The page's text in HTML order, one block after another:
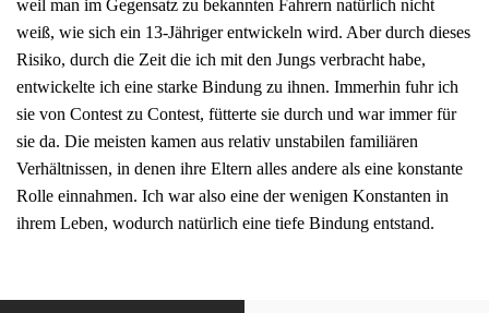
weil man im Gegensatz zu bekannten Fahrern natürlich nicht
weiß, wie sich ein 13-Jähriger entwickeln wird. Aber durch dieses
Risiko, durch die Zeit die ich mit den Jungs verbracht habe,
entwickelte ich eine starke Bindung zu ihnen. Immerhin fuhr ich
sie von Contest zu Contest, fütterte sie durch und war immer für
sie da. Die meisten kamen aus relativ unstabilen familiären
Verhältnissen, in denen ihre Eltern alles andere als eine konstante
Rolle einnahmen. Ich war also eine der wenigen Konstanten in
ihrem Leben, wodurch natürlich eine tiefe Bindung entstand.